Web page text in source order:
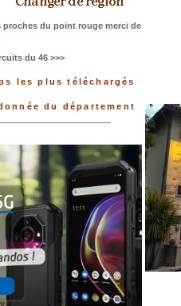
proches du point rouge merci de
du 46 >>>
les plus téléchargés
du département